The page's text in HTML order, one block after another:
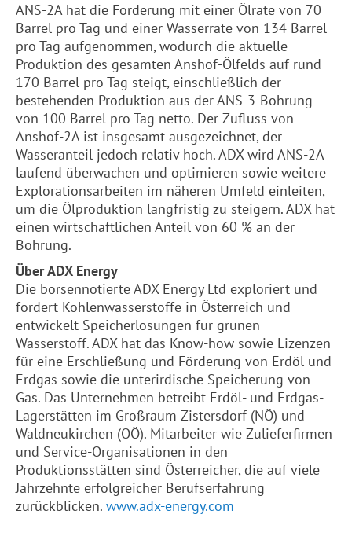
ANS-2A hat die Förderung mit einer Ölrate von 70
Barrel pro Tag und einer Wasserrate von 134 Barrel
pro Tag aufgenommen, wodurch die aktuelle
Produktion des gesamten Anshof-Ölfelds auf rund
170 Barrel pro Tag steigt, einschließlich der
bestehenden Produktion aus der ANS-3-Bohrung
von 100 Barrel pro Tag netto. Der Zufluss von
Anshof-2A ist insgesamt ausgezeichnet, der
Wasseranteil jedoch relativ hoch.ADXwird ANS-2A
laufend überwachen und optimieren sowie weitere
Explorationsarbeiten im näheren Umfeld einleiten,
um die Ölproduktion langfristig zu steigern.ADXhat
einen wirtschaftlichen Anteil von 60 % an der
Bohrung.
ÜberADXEnergy
Die börsennotierteADXEnergy Ltd exploriert und
fördert Kohlenwasserstoffe in Österreich und
entwickelt Speicherlösungen für grünen
Wasserstoff.ADXhat das Know-how sowie Lizenzen
für eine Erschließung und Förderung von Erdöl und
Erdgas sowie die unterirdische Speicherung von
Gas. Das Unternehmen betreibt Erdöl- und Erdgas-
Lagerstätten im Großraum Zistersdorf (NÖ) und
Waldneukirchen (OÖ). Mitarbeiter wie Zulieferfirmen
und Service-Organisationen in den
Produktionsstätten sind Österreicher, die auf viele
Jahrzehnte erfolgreicher Berufserfahrung
zurückblicken. www.adx-energy.com